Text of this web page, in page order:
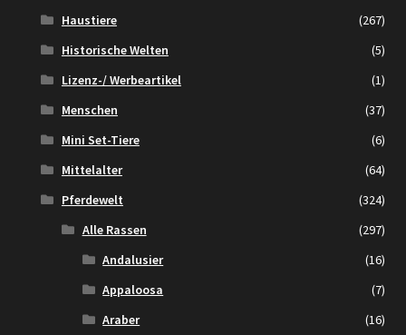
Haustiere
(267)
Historische Welten
(5)
Lizenz-/ Werbeartikel
(1)
Menschen
(37)
Mini Set-Tiere
(6)
Mittelalter
(64)
Pferdewelt
(324)
Alle Rassen
(297)
Andalusier
(16)
Appaloosa
(7)
Araber
(16)